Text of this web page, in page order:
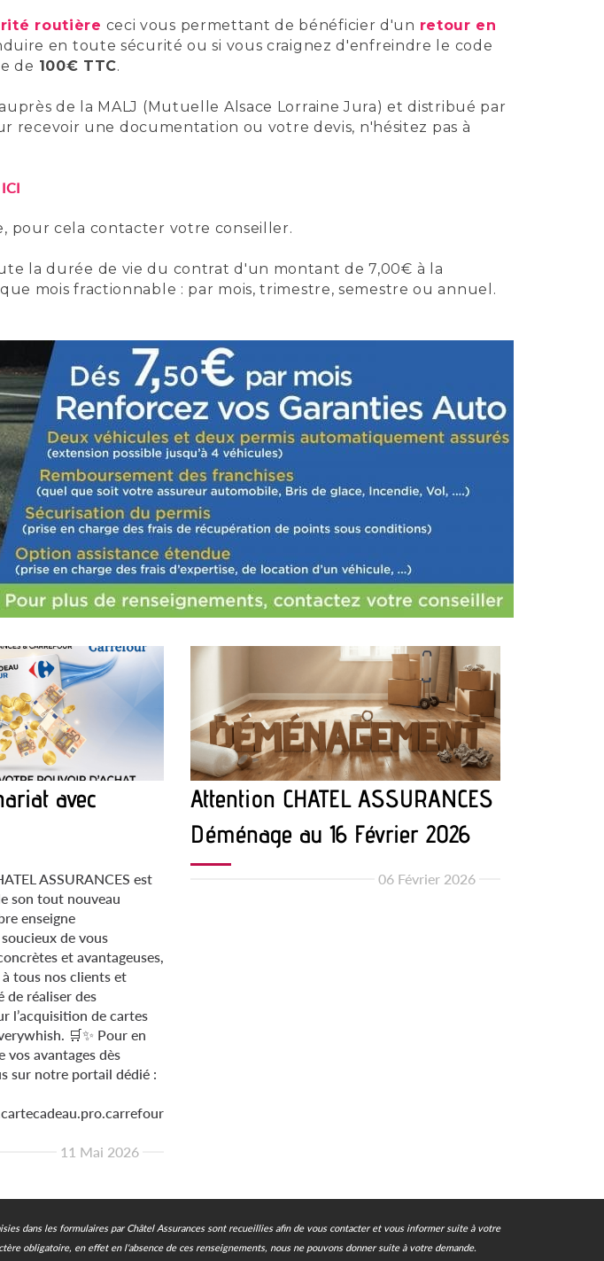
routière ceci vous permettant de bénéficier d'un retour en
en toute sécurité ou si vous craignez d'enfreindre le code
de 100€ TTC.
de la MALJ (Mutuelle Alsace Lorraine Jura) et distribué par
recevoir une documentation ou votre devis, n'hésitez pas à
pour cela contacter votre conseiller.
la durée de vie du contrat d'un montant de 7,00€ à la
mois fractionnable : par mois, trimestre, semestre ou annuel.
avec
ASSURANCES est
son tout nouveau
enseigne
de vous
et avantageuses,
tous nos clients et
de réaliser des
l’acquisition de cartes
🛒✨ Pour en
avantages dès
sur notre portail dédié :
11 Mai 2026
Attention CHATEL ASSURANCES
Déménage au 16 Février 2026
06 Février 2026
dans les formulaires par Châtel Assurances sont recueillies afin de vous contacter et vous informer suite à votre
obligatoire, en effet en l'absence de ces renseignements, nous ne pouvons donner suite à votre demande.